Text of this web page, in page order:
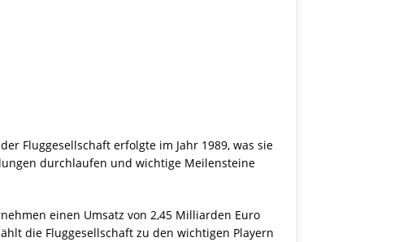
Fluggesellschaft erfolgte im Jahr 1989, was sie
durchlaufen und wichtige Meilensteine
einen Umsatz von 2,45 Milliarden Euro
die Fluggesellschaft zu den wichtigen Playern